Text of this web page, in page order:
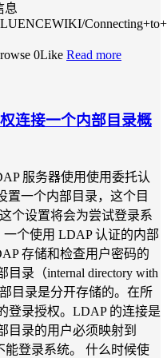
息
0Like Read more
连接一个内部目录概
服务器使用使用委托认
置一个内部目录，这个目
个设置将会为尝试登录系
个使用 LDAP 认证的内部
存储和检查用户密码的
录（internal directory with
目录是分开存储的。在所
登录授权。LDAP 的连接是
目录的用户必须映射到
登录系统。 什么时候使